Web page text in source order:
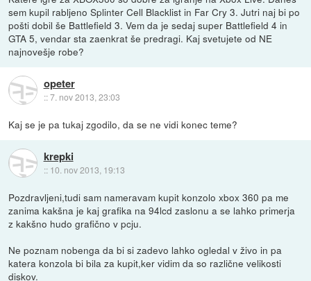
sem kupil rabljeno Splinter Cell Blacklist in Far Cry 3. Jutri naj bi po
pošti dobil še Battlefield 3. Vem da je sedaj super Battlefield 4 in
GTA 5, vendar sta zaenkrat še predragi. Kaj svetujete od NE
najnovešje robe?
opeter
::7. nov 2013, 23:03
Kaj se je pa tukaj zgodilo, da se ne vidi konec teme?
krepki
:: 10. nov 2013, 19:13
Pozdravljeni,tudi sam nameravam kupit konzolo xbox 360 pa me
zanima kakšna je kaj grafika na 94lcd zaslonu a se lahko primerja
z kakšno hudo grafično v pcju.
Ne poznam nobenga da bi si zadevo lahko ogledal v živo in pa
katera konzola bi bila za kupit,ker vidim da so različne velikosti
diskov.